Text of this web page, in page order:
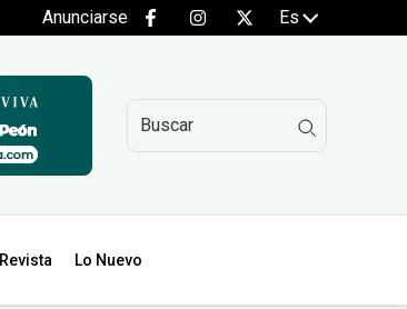
Anunciarse Es
Revista Lo Nuevo